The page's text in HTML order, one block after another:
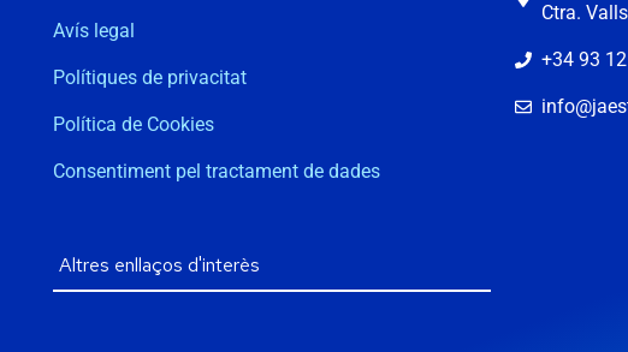
Avís legal
Polítiques de privacitat
Política de Cookies
Consentiment pel tractament de dades
Ctra.
+34 93